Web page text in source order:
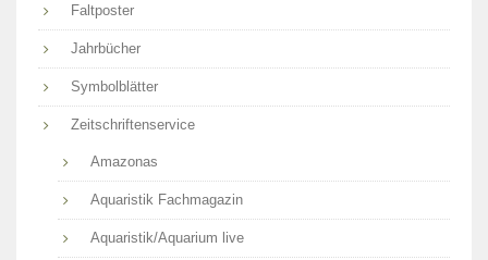
Faltposter
Jahrbücher
Symbolblätter
Zeitschriftenservice
Amazonas
Aquaristik Fachmagazin
Aquaristik/Aquarium live